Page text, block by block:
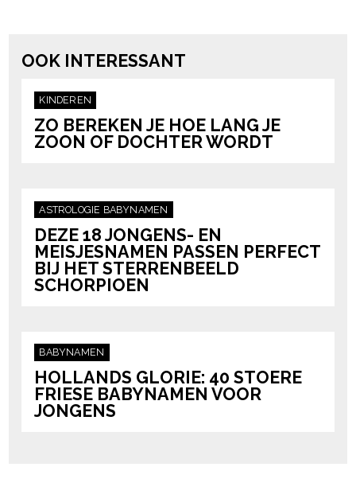
OOK INTERESSANT
KINDEREN
ZO BEREKEN JE HOE LANG JE
ZOON OF DOCHTER WORDT
ASTROLOGIE BABYNAMEN
DEZE 18 JONGENS- EN
MEISJESNAMEN PASSEN PERFECT
BIJ HET STERRENBEELD
SCHORPIOEN
BABYNAMEN
HOLLANDS GLORIE: 40 STOERE
FRIESE BABYNAMEN VOOR
JONGENS